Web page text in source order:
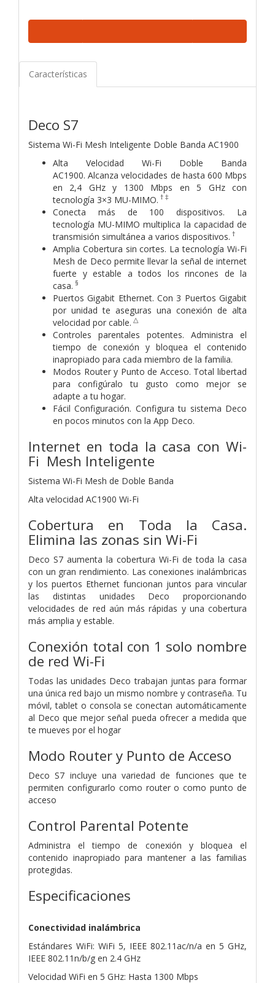
Características
Deco S7
Sistema Wi-Fi Mesh Inteligente Doble Banda AC1900
Alta Velocidad Wi-Fi Doble Banda
AC1900. Alcanza velocidades de hasta 600 Mbps
en 2,4 GHz y 1300 Mbps en 5 GHz con
tecnología 3×3 MU-MIMO. † ‡
Conecta más de 100 dispositivos. La
tecnología MU-MIMO multiplica la capacidad de
transmisión simultánea a varios dispositivos. †
Amplia Cobertura sin cortes. La tecnología Wi-Fi
Mesh de Deco permite llevar la señal de internet
fuerte y estable a todos los rincones de la
casa. §
Puertos Gigabit Ethernet. Con 3 Puertos Gigabit
por unidad te aseguras una conexión de alta
velocidad por cable. △
Controles parentales potentes. Administra el
tiempo de conexión y bloquea el contenido
inapropiado para cada miembro de la familia.
Modos Router y Punto de Acceso. Total libertad
para configúralo tu gusto como mejor se
adapte a tu hogar.
Fácil Configuración. Configura tu sistema Deco
en pocos minutos con la App Deco.
Internet en toda la casa con Wi-
Fi Mesh Inteligente
Sistema Wi-Fi Mesh de Doble Banda
Alta velocidad AC1900 Wi-Fi
Cobertura en Toda la Casa.
Elimina las zonas sin Wi-Fi
Deco S7 aumenta la cobertura Wi-Fi de toda la casa
con un gran rendimiento. Las conexiones inalámbricas
y los puertos Ethernet funcionan juntos para vincular
las distintas unidades Deco proporcionando
velocidades de red aún más rápidas y una cobertura
más amplia y estable.
Conexión total con 1 solo nombre
de red Wi-Fi
Todas las unidades Deco trabajan juntas para formar
una única red bajo un mismo nombre y contraseña. Tu
móvil, tablet o consola se conectan automáticamente
al Deco que mejor señal pueda ofrecer a medida que
te mueves por el hogar
Modo Router y Punto de Acceso
Deco S7 incluye una variedad de funciones que te
permiten configurarlo como router o como punto de
acceso
Control Parental Potente
Administra el tiempo de conexión y bloquea el
contenido inapropiado para mantener a las familias
protegidas.
Especificaciones
Conectividad inalámbrica
Estándares WiFi: WiFi 5, IEEE 802.11ac/n/a en 5 GHz,
IEEE 802.11n/b/g en 2.4 GHz
Velocidad WiFi en 5 GHz: Hasta 1300 Mbps